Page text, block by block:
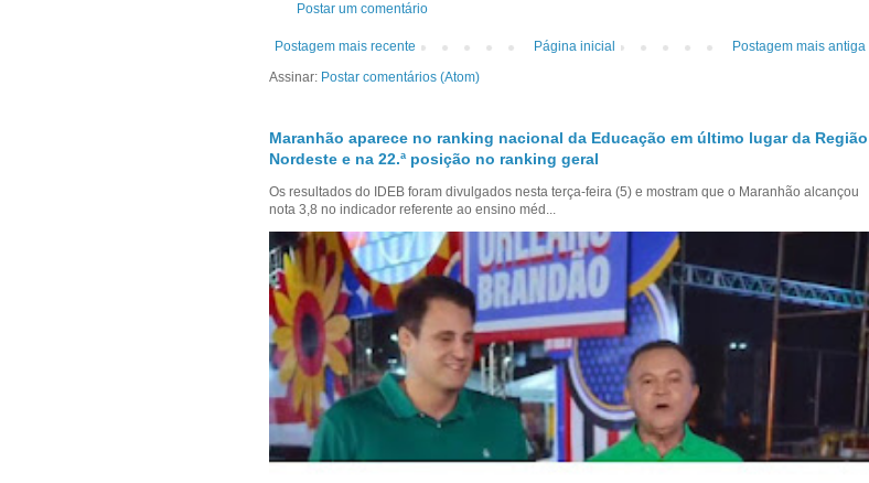
Postar um comentário
Postagem mais recente Postagem mais antiga
Página inicial
Assinar: Postar comentários (Atom)
Maranhão aparece no ranking nacional da Educação em último lugar da Região
Nordeste e na 22.ª posição no ranking geral
Os resultados do IDEB foram divulgados nesta terça-feira (5) e mostram que o Maranhão alcançou
nota 3,8 no indicador referente ao ensino méd...